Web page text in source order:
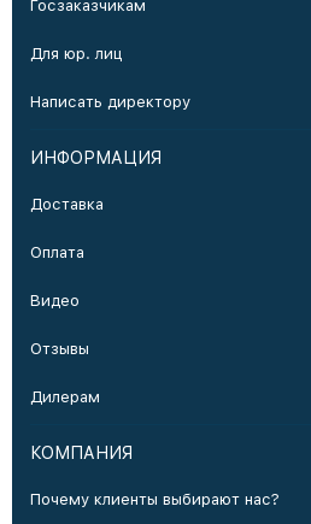
Госзаказчикам
Для юр. лиц
Написать директору
ИНФОРМАЦИЯ
Доставка
Оплата
Видео
Отзывы
Дилерам
КОМПАНИЯ
Почему клиенты выбирают нас?